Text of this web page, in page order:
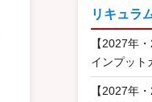
リキュラ
【2027年
インプット
【2027年